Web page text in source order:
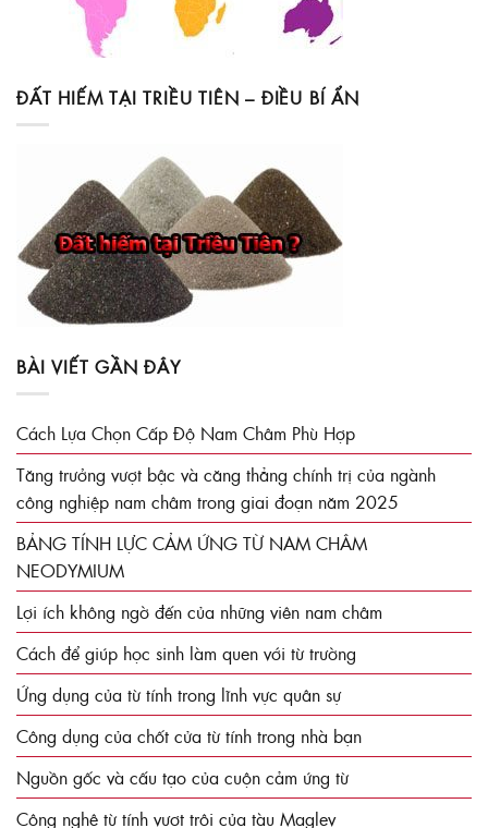
ĐẤT HIẾM TẠI TRIỀU TIÊN – ĐIỀU BÍ ẨN
BÀI VIẾT GẦN ĐÂY
Cách Lựa Chọn Cấp Độ Nam Châm Phù Hợp
Tăng trưởng vượt bậc và căng thẳng chính trị của ngành
công nghiệp nam châm trong giai đoạn năm 2025
BẢNG TÍNH LỰC CẢM ỨNG TỪ NAM CHÂM
NEODYMIUM
Lợi ích không ngờ đến của những viên nam châm
Cách để giúp học sinh làm quen với từ trường
Ứng dụng của từ tính trong lĩnh vực quân sự
Công dụng của chốt cửa từ tính trong nhà bạn
Nguồn gốc và cấu tạo của cuộn cảm ứng từ
Công nghệ từ tính vượt trội của tàu Maglev